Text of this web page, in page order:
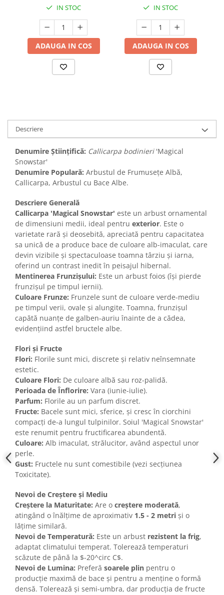
IN STOC
ADAUGA IN COS
IN STOC
ADAUGA IN COS
Descriere
Denumire Științifică: Callicarpa bodinieri'Magical
Snowstar'
Denumire Populară: Arbustul de Frumusețe Albă,
Callicarpa, Arbustul cu Bace Albe.
Descriere Generală
Callicarpa 'Magical Snowstar' este un arbust ornamental
de dimensiuni medii, ideal pentru exterior. Este o
varietate rară și deosebită, apreciată pentru capacitatea
sa unică de a produce bace de culoare alb-imaculat, care
devin vizibile și spectaculoase toamna târziu și iarna,
oferind un contrast inedit în peisajul hibernal.
Mentinerea Frunzișului: Este un arbust foios (își pierde
frunzișul pe timpul iernii).
Culoare Frunze: Frunzele sunt de culoare verde-mediu
pe timpul verii, ovale și alungite. Toamna, frunzișul
capătă nuanțe de galben-auriu înainte de a cădea,
evidențiind astfel bructele albe.
Flori și Fructe
Flori: Florile sunt mici, discrete și relativ neînsemnate
estetic.
Culoare Flori: De culoare albă sau roz-palidă.
Perioada de Înflorire: Vara (iunie-iulie).
Parfum: Florile au un parfum discret.
Fructe: Bacele sunt mici, sferice, și cresc în ciorchini
compacți de-a lungul tulpinilor. Soiul 'Magical Snowstar'
este renumit pentru fructificarea abundentă.
Culoare: Alb imaculat, strălucitor, având aspectul unor
perle.
Gust: Fructele nu sunt comestibile (vezi secțiunea
Toxicitate).
Nevoi de Creștere și Mediu
Creștere la Maturitate: Are o creștere moderată,
atingând o înălțime de aproximativ 1.5 - 2 metri și o
lățime similară.
Nevoi de Temperatură: Este un arbust rezistent la frig,
adaptat climatului temperat. Tolerează temperaturi
scăzute de până la $-20^circ C$.
Nevoi de Lumina: Preferă soarele plin pentru o
producție maximă de bace și pentru a menține o formă
densă. Tolerează și semi-umbra, dar producția de fructe